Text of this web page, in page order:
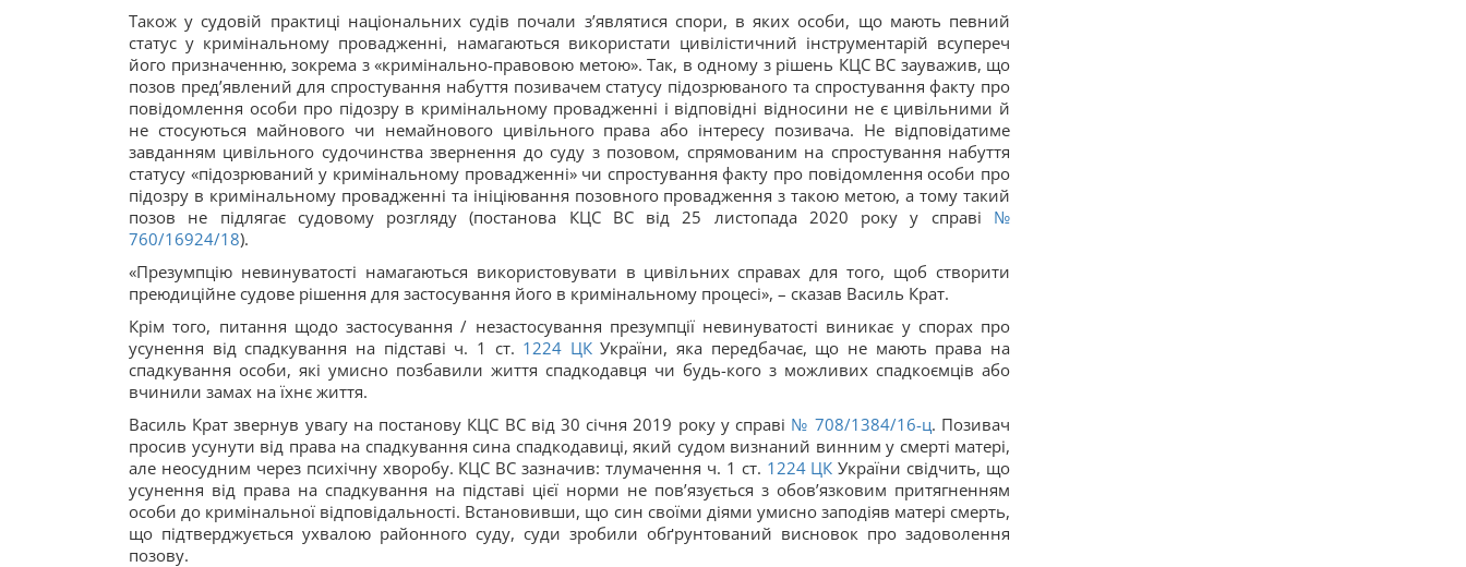
Також у судовій практиці національних судів почали з’являтися спори, в яких особи, що мають певний
статус у кримінальному провадженні, намагаються використати цивілістичний інструментарій всупереч
його призначенню, зокрема з «кримінально-правовою метою». Так, в одному з рішень КЦС ВС зауважив, що
позов пред’явлений для спростування набуття позивачем статусу підозрюваного та спростування факту про
повідомлення особи про підозру в кримінальному провадженні і відповідні відносини не є цивільними й
не стосуються майнового чи немайнового цивільного права або інтересу позивача. Не відповідатиме
завданням цивільного судочинства звернення до суду з позовом, спрямованим на спростування набуття
статусу «підозрюваний у кримінальному провадженні» чи спростування факту про повідомлення особи про
підозру в кримінальному провадженні та ініціювання позовного провадження з такою метою, а тому такий
позов не підлягає судовому розгляду (постанова КЦС ВС від 25 листопада 2020 року у справі №
760/16924/18).
«Презумпцію невинуватості намагаються використовувати в цивільних справах для того, щоб створити
преюдиційне судове рішення для застосування його в кримінальному процесі», – сказав Василь Крат.
Крім того, питання щодо застосування / незастосування презумпції невинуватості виникає у спорах про
усунення від спадкування на підставі ч. 1 ст. 1224 ЦКУкраїни, яка передбачає, що не мають права на
спадкування особи, які умисно позбавили життя спадкодавця чи будь-кого з можливих спадкоємців або
вчинили замах на їхнє життя.
Василь Крат звернув увагу на постанову КЦС ВС від 30 січня 2019 року у справі № 708/1384/16-ц. Позивач
просив усунути від права на спадкування сина спадкодавиці, який судом визнаний винним у смерті матері,
але неосудним через психічну хворобу. КЦС ВС зазначив: тлумачення ч. 1 ст. 1224 ЦК України свідчить, що
усунення від права на спадкування на підставі цієї норми не пов’язується з обов’язковим притягненням
особи до кримінальної відповідальності. Встановивши, що син своїми діями умисно заподіяв матері смерть,
що підтверджується ухвалою районного суду, суди зробили обґрунтований висновок про задоволення
позову.